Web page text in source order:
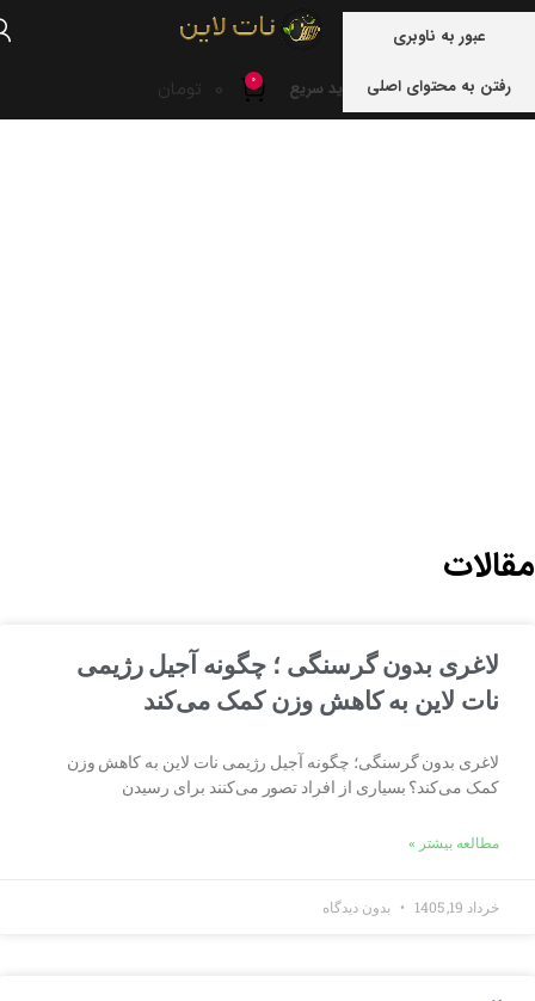
عبور به ناوبری
رفتن به محتوای اصلی
خرید سریع 0
0 تومان
مقالات
لاغری بدون گرسنگی ؛ چگونه آجیل رژیمی
نات لاین به کاهش وزن کمک می‌کند
لاغری بدون گرسنگی؛ چگونه آجیل رژیمی نات لاین به کاهش وزن
کمک می‌کند؟ بسیاری از افراد تصور می‌کنند برای رسیدن
مطالعه بیشتر »
خرداد 19, 1405 بدون دیدگاه